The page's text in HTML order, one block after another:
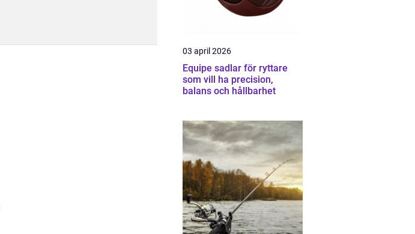
03 april 2026
Equipe sadlar för ryttare
som vill ha precision,
balans och hållbarhet